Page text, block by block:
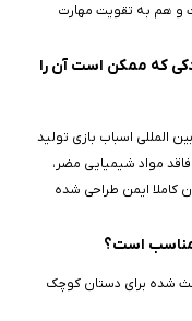
و هم به تقویت مهارت‌
که ممکن است آن را
المللی اسباب‌ بازی تولید
مواد شیمیایی مضر،
کاملا ایمن طراحی شده‌
مناسب است؟
شده برای دستان کوچک